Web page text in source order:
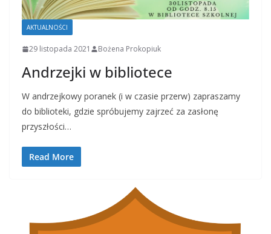
AKTUALNOŚCI
29 listopada 2021 Bożena Prokopiuk
Andrzejki w bibliotece
W andrzejkowy poranek (i w czasie przerw) zapraszamy
do biblioteki, gdzie spróbujemy zajrzeć za zasłonę
przyszłości…
Read More